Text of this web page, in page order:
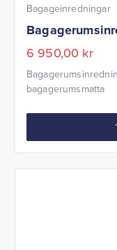
Bagageinredningar
6 950,00 kr
bagagerumsmatta